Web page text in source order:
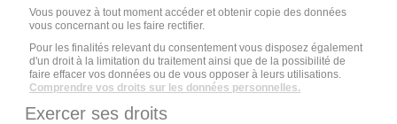
Vous pouvez à tout moment accéder et obtenir copie des données
vous concernant ou les faire rectifier.
Pour les finalités relevant du consentement vous disposez également
d'un droit à la limitation du traitement ainsi que de la possibilité de
faire effacer vos données ou de vous opposer à leurs utilisations.
Comprendre vos droits sur les données personnelles.
Exercer ses droits